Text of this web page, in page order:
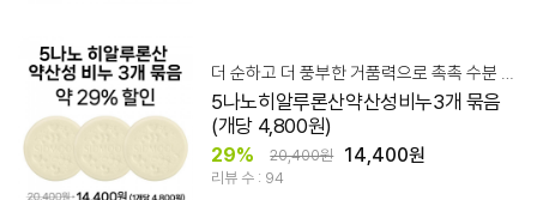
5나노히알루론산약산성비누3개 묶음
(개당 4,800원)
29% 20,400원 14,400원
리뷰 수 : 94